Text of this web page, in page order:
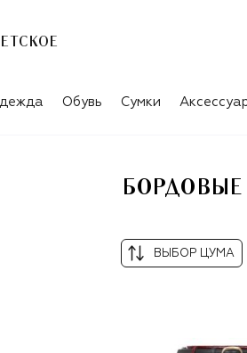
ЮБКИ SELF-PORTRAIT
Обувь Сумки
БОРДОВЫЕ
ВЫБОР ЦУМА